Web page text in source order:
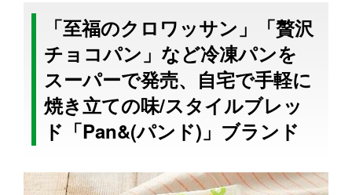
「至福のクロワッサン」「贅沢
チョコパン」など冷凍パンを
スーパーで発売、自宅で手軽に
焼き立ての味/スタイルブレッ
ド「Pan&(パンド)」ブランド